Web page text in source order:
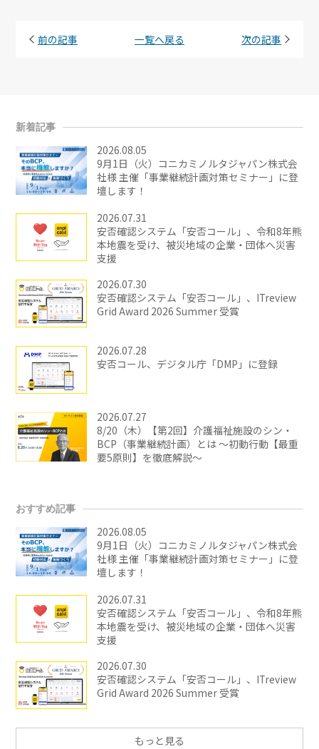
前の記事 一覧へ戻る 次の記事
新着記事
2026.08.05
9月1日（火）コニカミノルタジャパン株式会
社様 主催「事業継続計画対策セミナー」に登
壇します！
2026.07.31
安否確認システム「安否コール」、令和8年熊
本地震を受け、被災地域の企業・団体へ災害
支援
2026.07.30
安否確認システム「安否コール」、ITreview
Grid Award 2026 Summer 受賞
2026.07.28
安否コール、デジタル庁「DMP」に登録
2026.07.27
8/20（木）【第2回】介護福祉施設のシン・
BCP（事業継続計画）とは ～初動行動【最重
要5原則】を徹底解説～
おすすめ記事
2026.08.05
9月1日（火）コニカミノルタジャパン株式会
社様 主催「事業継続計画対策セミナー」に登
壇します！
2026.07.31
安否確認システム「安否コール」、令和8年熊
本地震を受け、被災地域の企業・団体へ災害
支援
2026.07.30
安否確認システム「安否コール」、ITreview
Grid Award 2026 Summer 受賞
もっと見る